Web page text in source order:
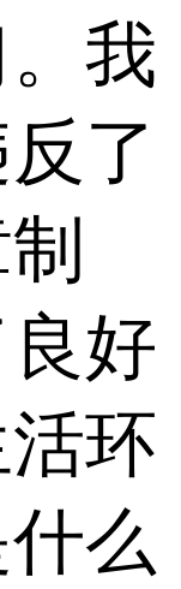
我
了
好
环
么